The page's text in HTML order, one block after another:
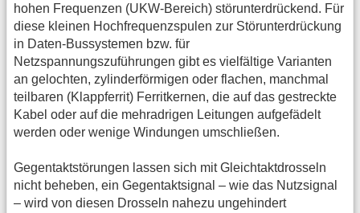
hohen Frequenzen (UKW-Bereich) störunterdrückend. Für
diese kleinen Hochfrequenzspulen zur Störunterdrückung
in Daten-Bussystemen bzw. für
Netzspannungszuführungen gibt es vielfältige Varianten
an gelochten, zylinderförmigen oder flachen, manchmal
teilbaren (Klappferrit) Ferritkernen, die auf das gestreckte
Kabel oder auf die mehradrigen Leitungen aufgefädelt
werden oder wenige Windungen umschließen.
Gegentaktstörungen lassen sich mit Gleichtaktdrosseln
nicht beheben, ein Gegentaktsignal – wie das Nutzsignal
– wird von diesen Drosseln nahezu ungehindert